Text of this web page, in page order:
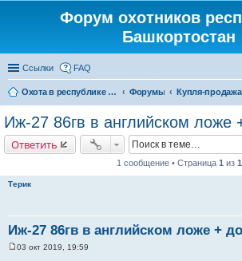
Форум охотников
Башкортостан
Ссылки FAQ
Охота в республике Башкортостан Форумы
Иж-27 86гв в английском ложе
Ответить
1 сообщение • Страница 1 из 1
Терик
Иж-27 86гв в английском ложе +
03 окт 2019, 19:59